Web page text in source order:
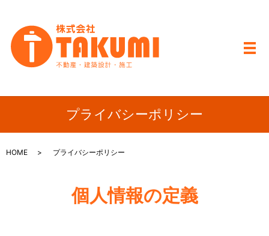
メ
プライバシーポリシー
HOME プライバシーポリシー
個人情報の定義